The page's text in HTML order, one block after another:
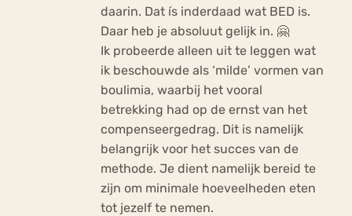
daarin. Dat ís inderdaad wat BED is.
Daar heb je absoluut gelijk in. 🤗
Ik probeerde alleen uit te leggen wat
ik beschouwde als ‘milde’ vormen van
boulimia, waarbij het vooral
betrekking had op de ernst van het
compenseergedrag. Dit is namelijk
belangrijk voor het succes van de
methode. Je dient namelijk bereid te
zijn om minimale hoeveelheden eten
tot jezelf te nemen.